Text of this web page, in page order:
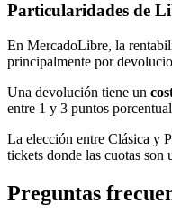
Particularidades de
En MercadoLibre, la
principalmente por
Una devolución tiene un
entre 1 y 3 puntos
La elección entre Clásica y
tickets donde las cuotas
Preguntas